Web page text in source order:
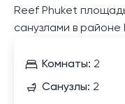
Reef Phuket
санузлами в районе
Комнаты: 2
Санузлы: 2